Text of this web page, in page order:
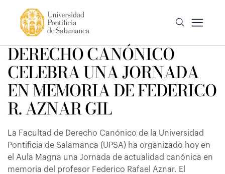
DERECHO CANÓNICO
CELEBRA UNA JORNADA
EN MEMORIA DE FEDERICO
R. AZNAR GIL
La Facultad de Derecho Canónico de la Universidad
Pontificia de Salamanca (UPSA) ha organizado hoy en
el Aula Magna una Jornada de actualidad canónica en
memoria del profesor Federico Rafael Aznar. El